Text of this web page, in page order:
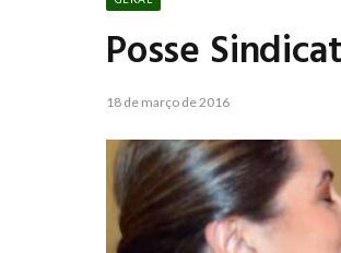
Posse
18 de março de 2016